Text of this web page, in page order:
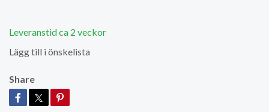
Leveranstid ca 2 veckor
Lägg till i önskelista
Share